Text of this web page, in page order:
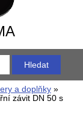
a doplňky»
závit DN 50 s